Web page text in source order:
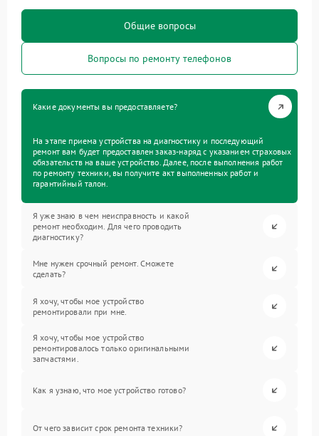
Общие вопросы
Вопросы по ремонту телефонов
Какие документы вы предоставляете?
На этапе приема устройства на диагностику и последующий
ремонт вам будет предоставлен заказ-наряд с указанием страховых
обязательств на ваше устройство. Далее, после выполнения работ
по ремонту техники, вы получите акт выполненных работ и
гарантийный талон.
Я уже знаю в чем неисправность и какой
ремонт необходим. Для чего проводить
диагностику?
Мне нужен срочный ремонт. Сможете
сделать?
Я хочу, чтобы мое устройство
ремонтировали при мне.
Я хочу, чтобы мое устройство
ремонтировалось только оригинальными
запчастями.
Как я узнаю, что мое устройство готово?
От чего зависит срок ремонта техники?